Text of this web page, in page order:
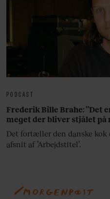
PODCAST
Frederik Bille Brahe: ”Det
meget der bliver stjålet på
Det fortæller den danske
afsnit af ’Arbejdstitel’.